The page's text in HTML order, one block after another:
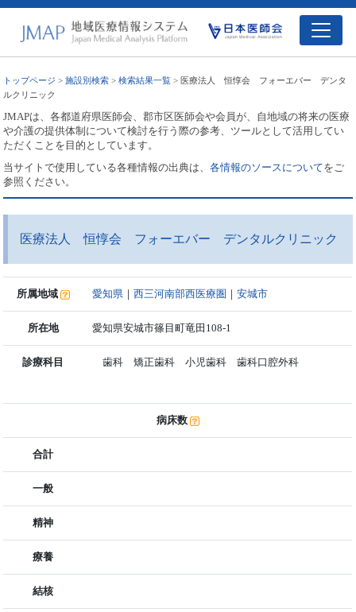
トップページ >施設別検索 >検索結果一覧 > 医療法人 恒惇会 フォーエバー デンタ
ルクリニック
JMAPは、各都道府県医師会、郡市区医師会や会員が、自地域の将来の医療
や介護の提供体制について検討を行う際の参考、ツールとして活用してい
ただくことを目的としています。
当サイトで使用している各種情報の出典は、各情報のソースについてをご
参照ください。
医療法人 恒惇会 フォーエバー デンタルクリニック
所属地域 愛知県 ｜西三河南部西医療圏 ｜安城市
所在地 愛知県安城市篠目町竜田108-1
診療科目 歯科 矯正歯科 小児歯科 歯科口腔外科
病床数
合計
一般
精神
療養
結核